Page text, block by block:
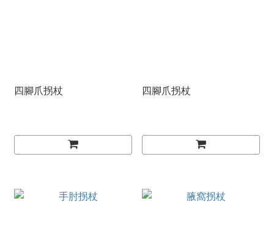
四腳爪拐杖 四腳爪拐杖